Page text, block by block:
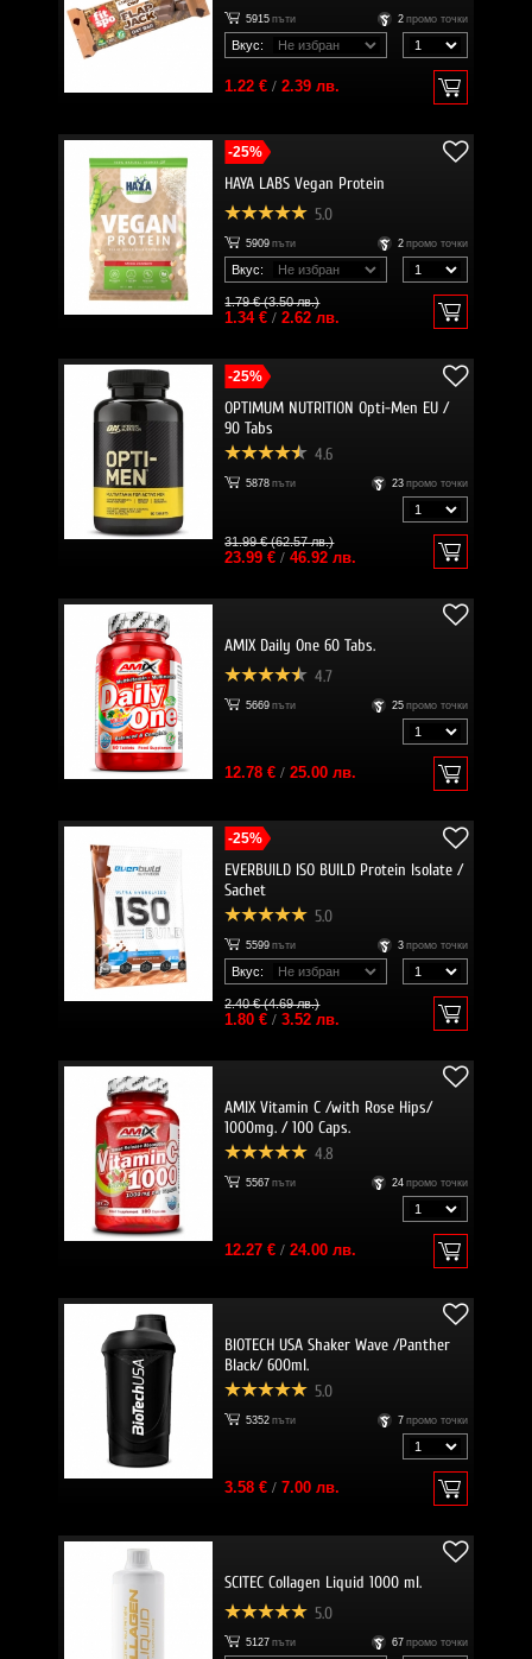
5915 пъти 2 промо точки
Вкус:
1.22 €/ 2.39 лв.
-25%
HAYA LABS Vegan Protein
5.0
5909 пъти 2 промо точки
Вкус:
1.79 € (3.50 лв.)
1.34 €/ 2.62 лв.
-25%
OPTIMUM NUTRITION Opti-Men EU /
90 Tabs
4.6
5878 пъти 23 промо точки
31.99 € (62.57 лв.)
23.99 €/ 46.92 лв.
AMIX Daily One 60 Tabs.
4.7
5669 пъти 25 промо точки
12.78 €/ 25.00 лв.
-25%
EVERBUILD ISO BUILD Protein Isolate /
Sachet
5.0
5599 пъти 3 промо точки
Вкус:
2.40 € (4.69 лв.)
1.80 €/ 3.52 лв.
AMIX Vitamin C /with Rose Hips/
1000mg. / 100 Caps.
4.8
5567 пъти 24 промо точки
12.27 €/ 24.00 лв.
BIOTECH USA Shaker Wave /Panther
Black/ 600ml.
5.0
5352 пъти 7 промо точки
3.58 €/ 7.00 лв.
SCITEC Collagen Liquid 1000 ml.
5.0
5127 пъти 67 промо точки